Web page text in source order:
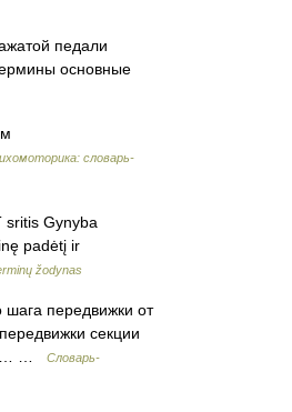
педали
основные
cловарь-
Gynyba
padėtį ir
žodynas
передвижки от
секции
…
Словарь-